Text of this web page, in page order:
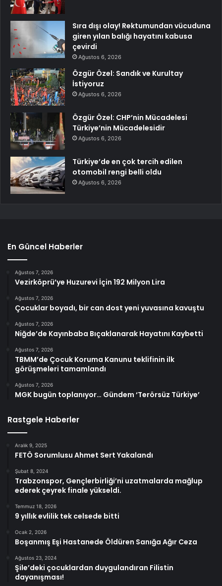
Sıra dışı olay! Rektumundan vücuduna
giren yılan balığı hayatını kabusa
çevirdi
Ağustos 6, 2026
Özgür Özel: Sandık ve Kurultay
İstiyoruz
Ağustos 6, 2026
Özgür Özel: CHP’nin Mücadelesi
Türkiye’nin Mücadelesidir
Ağustos 6, 2026
Türkiye’de en çok tercih edilen
otomobil rengi belli oldu
Ağustos 6, 2026
En Güncel Haberler
Ağustos 7, 2026
Vezirköprü’ye Huzurevi İçin 192 Milyon Lira
Ağustos 7, 2026
Çocuklar boyadı, bir can dost yeni yuvasına kavuştu
Ağustos 7, 2026
Niğde’de Kayınbaba Bıçaklanarak Hayatını Kaybetti
Ağustos 7, 2026
TBMM’de Çocuk Koruma Kanunu teklifinin ilk
görüşmeleri tamamlandı
Ağustos 7, 2026
MGK bugün toplanıyor… Gündem ‘Terörsüz Türkiye’
Rastgele Haberler
Aralık 9, 2025
FETÖ Sorumlusu Ahmet Sert Yakalandı
Şubat 8, 2024
Trabzonspor, Gençlerbirliği’ni uzatmalarda mağlup
ederek çeyrek finale yükseldi.
Temmuz 18, 2026
9 yıllık evlilik tek celsede bitti
Ocak 2, 2026
Boşanmış Eşi Hastanede Öldüren Sanığa Ağır Ceza
Ağustos 23, 2024
Şile’deki çocuklardan duygulandıran Filistin
dayanışması!